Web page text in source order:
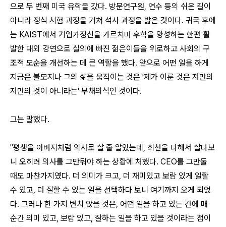
으로 두 번째 미국 유학을 갔다. 방문연구원, 연수 등의 쉬운 길이
아니라 정식 시험 과정을 거쳐 석사 과정을 밟은 것이다. 귀국 후에
는 KAIST에서 기업가정신을 가르치며 후학을 양성하는 한편 활
발한 대외 강연으로 실의에 빠진 젊은이들을 위로하고 사회의 구
조적 모순을 개선하는 데 큰 역할을 했다. 앞으로 어떤 일을 하게
지금은 불모지나 그의 삶을 움직이는 것은 '제가 이룬 것은 저만의
저만의 것이 아니라는' 부채의식인 것이다.
그는 말했다.
"평생을 아버지처럼 의사로 살 줄 알았는데, 최선을 다해서 살다보
니 오히려 의사를 그만둬야 하는 상황에 처했다. CEO를 그만둘
때도 마찬가지였다. 더 의미가 크고, 더 재미있고 보람 있게 일할
수 있고, 더 잘할 수 있는 일을 선택하다 보니 여기까지 오게 되었
다. 그러나 한 가지 변치 않을 것은, 어떤 일을 하고 있든 간에 매
순간 의미 있고, 보람 있고, 잘하는 일을 하고 있을 것이라는 점이